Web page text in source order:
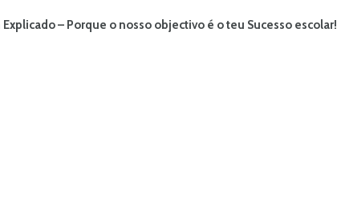
Explicado – Porque o nosso objectivo é o teu Sucesso escolar!